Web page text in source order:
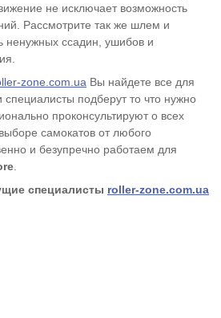
не исключает возможность
Рассмотрите так же шлем и
ненужных ссадин, ушибов и
zone.com.ua Вы найдете все для
подберут то что нужно
проконсультируют о всех
самокатов от любого
и безупречно работаем для
специалисты roller-zone.com.ua